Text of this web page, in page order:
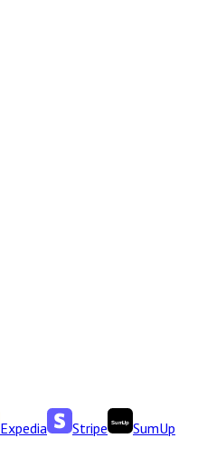
Expedia Stripe
SumUp